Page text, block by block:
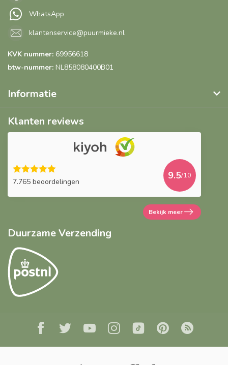
WhatsApp
klantenservice@puurmieke.nl
KVK nummer: 69956618
btw-nummer: NL858080400B01
Informatie
Klanten reviews
7.765 beoordelingen
9.5/10
Bekijk meer
Duurzame Verzending